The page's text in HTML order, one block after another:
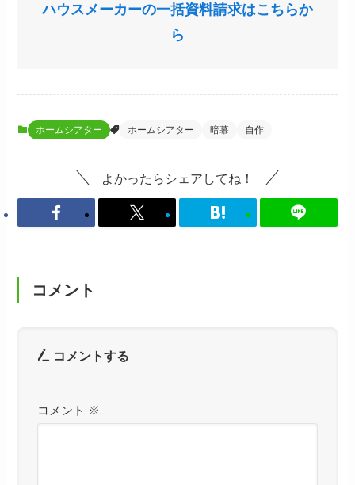
ハウスメーカーの一括資料請求はこちらか
ら
ホームシアター ホームシアター 暗幕 自作
よかったらシェアしてね！
コメント
コメントする
コメント ※